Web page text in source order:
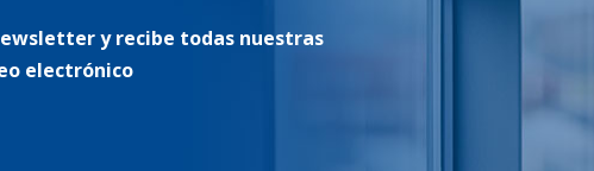
y recibe todas nuestras
electrónico